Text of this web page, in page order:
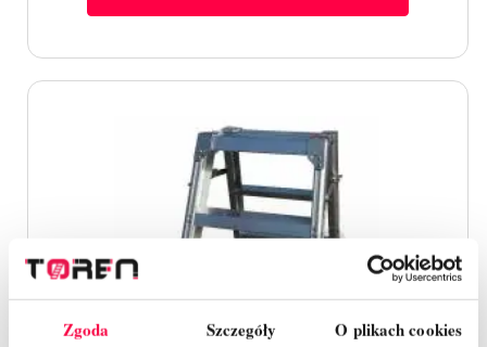
Zgoda Szczegóły O plikach cookies